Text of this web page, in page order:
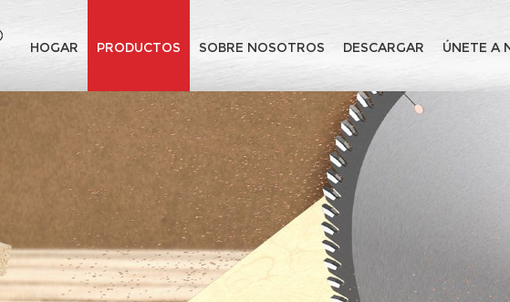
HOGAR PRODUCTOS SOBRE NOSOTROS DESCARGAR ÚNETE A